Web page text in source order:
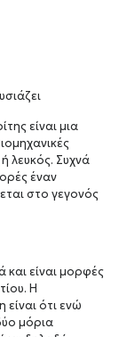
είναι μια
λευκός. Συχνά
έναν
στο γεγονός
και είναι μορφές
Η
ότι ενώ
μόρια